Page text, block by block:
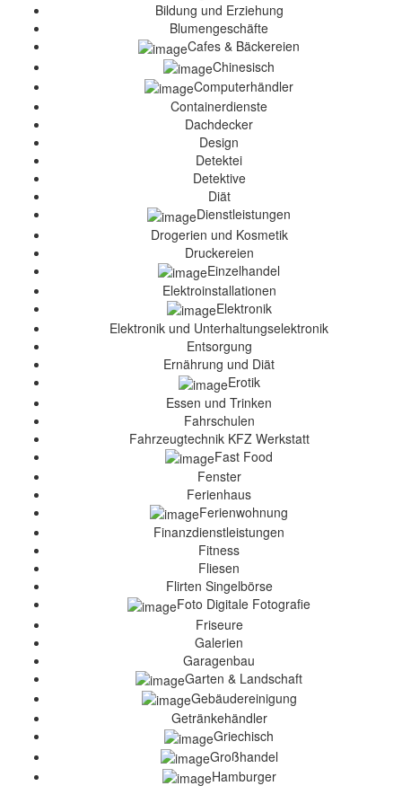
Bildung und Erziehung
Blumengeschäfte
Cafes & Bäckereien
Chinesisch
Computerhändler
Containerdienste
Dachdecker
Design
Detektei
Detektive
Diät
Dienstleistungen
Drogerien und Kosmetik
Druckereien
Einzelhandel
Elektroinstallationen
Elektronik
Elektronik und Unterhaltungselektronik
Entsorgung
Ernährung und Diät
Erotik
Essen und Trinken
Fahrschulen
Fahrzeugtechnik KFZ Werkstatt
Fast Food
Fenster
Ferienhaus
Ferienwohnung
Finanzdienstleistungen
Fitness
Fliesen
Flirten Singelbörse
Foto Digitale Fotografie
Friseure
Galerien
Garagenbau
Garten & Landschaft
Gebäudereinigung
Getränkehändler
Griechisch
Großhandel
Hamburger